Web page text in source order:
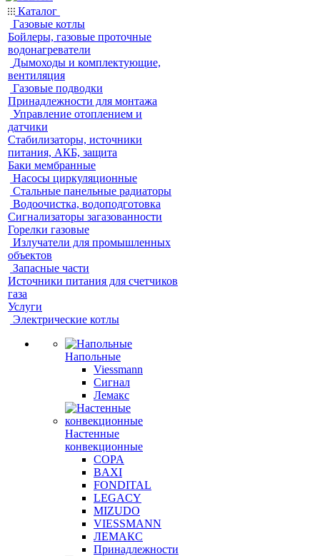
Каталог
Газовые котлы
Бойлеры, газовые проточные
водонагреватели
Дымоходы и комплектующие,
вентиляция
Газовые подводки
Принадлежности для монтажа
Управление отоплением и
датчики
Стабилизаторы, источники
питания, АКБ, защита
Баки мембранные
Насосы циркуляционные
Стальные панельные радиаторы
Водоочистка, водоподготовка
Сигнализаторы загазованности
Горелки газовые
Излучатели для промышленных
объектов
Запасные части
Источники питания для счетчиков
газа
Услуги
Электрические котлы
Напольные
Viessmann
Сигнал
Лемакс
Настенные
конвекционные
COPA
BAXI
FONDITAL
LEGACY
MIZUDO
VIESSMANN
ЛЕМАКС
Принадлежности